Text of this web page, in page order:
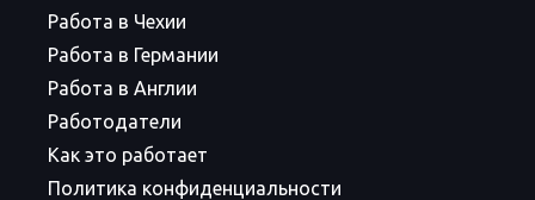
Работа в Чехии
Работа в Германии
Работа в Англии
Работодатели
Как это работает
Политика конфиденциальности